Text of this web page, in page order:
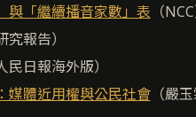
與「繼續播音家數」表 （NCC
報告）
民日報海外版）
媒體近用權與公民社會（嚴玉